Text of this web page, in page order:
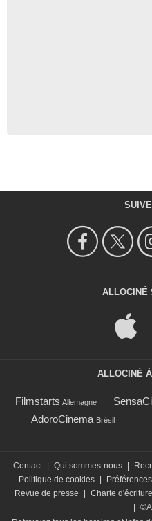
ALLOCINÉ
ALLOCINÉ
Filmstarts Allemagne
AdoroCinema Brésil
Contact | Qui sommes-nous |
Politique de cookies |
Revue de presse
| Charte d'écriture
|